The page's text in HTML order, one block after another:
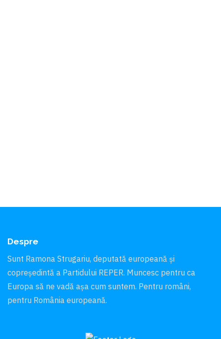
Despre
Sunt Ramona Strugariu, deputată europeană și
copreședintă a Partidului REPER. Muncesc pentru ca
Europa să ne vadă aşa cum suntem. Pentru români,
pentru România europeană.